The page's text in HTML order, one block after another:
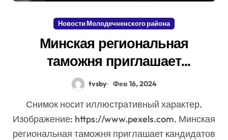
Новости Молодечненского района
Минская региональная
таможня приглашает
кандидатов на собеседование
tvsby Фев 16, 2024
Снимок носит иллюстративный характер.
Изображение: https://www.pexels.com. Минская
региональная таможня приглашает кандидатов